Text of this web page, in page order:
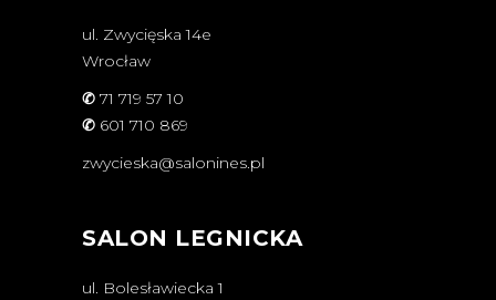
ul. Zwycięska 14e
Wrocław
✆ 71 719 57 10
✆ 601 710 869
zwycieska@salonines.pl
SALON LEGNICKA
ul. Bolesławiecka 1